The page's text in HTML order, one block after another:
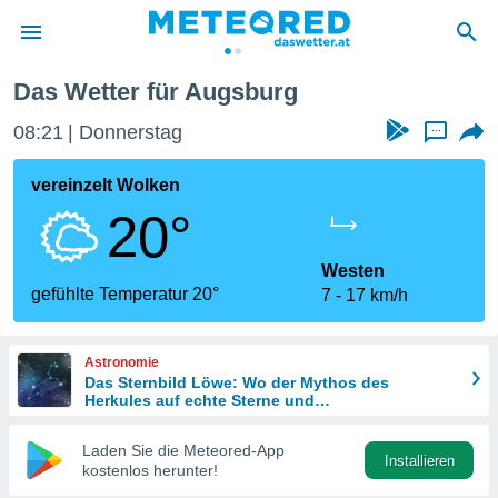
wurde
dass
sind.
diese
Das Wetter für Augsburg
08:21 Donnerstag ...
vereinzelt Wolken
20°
gefühlte Temperatur 20°
Westen
7
17 km/h
Astronomie
Das Sternbild Löwe: Wo der Mythos des
Herkules auf echte Sterne und
Laden Sie die Meteored-App
kostenlos herunter!
Installieren